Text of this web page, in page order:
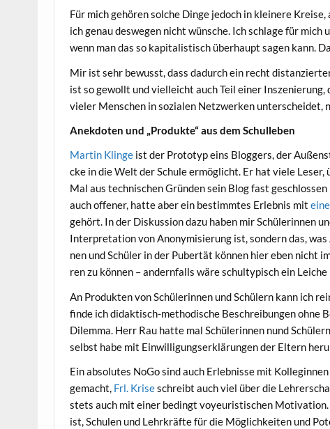
Für mich gehö­ren sol­che Din­ge jedoch in klei­ne­re
ich genau des­we­gen nicht wün­sche. Ich schla­ge für mich
wenn man das so kapi­ta­lis­tisch über­haupt sagen kann.
Mir ist sehr bewusst, dass dadurch ein recht
ist so gewollt und viel­leicht auch Teil einer
vie­ler Men­schen in sozia­len Netz­wer­ken unter­schei­det,
Anek­do­ten und „Pro­duk­te“ aus dem Schulleben
Mar­tin Klin­ge ist der Pro­to­typ eins Blog­gers, der
cke in die Welt der Schu­le ermög­licht. Er hat vie­le
Mal aus tech­ni­schen Grün­den sein Blog fast
auch offe­ner, hat­te aber ein bestimm­tes Erleb­nis mit
gehört. In der Dis­kus­si­on dazu haben mir Schü­le­rin­nen
Inter­pre­ta­ti­on von Anony­mi­sie­rung ist, son­dern das,
nen und Schü­ler in der Puber­tät kön­nen hier eben nicht
ren zu kön­nen – andern­falls wäre schul­ty­pisch ein
An Pro­duk­ten von Schü­le­rin­nen und Schü­lern kann ich
fin­de ich didak­tisch-metho­di­sche Beschrei­bun­gen
Dilem­ma. Herr Rau hat­te mal Schü­le­rin­nen nund
selbst habe mit Ein­wil­li­gungs­er­klä­run­gen der Eltern
Ein abso­lu­tes NoGo sind auch Erleb­nis­se mit
gemacht, Frl. Kri­seschreibt auch viel über die
stets auch mit einer bedingt voy­eu­ris­ti­schen
ist, Schu­len und Lehr­kräf­te für die Mög­lich­kei­ten und